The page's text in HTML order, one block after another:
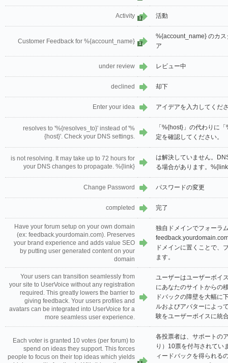
Activity 1 活動
Customer Feedback for %{account_name} 1
%{account_name} のカ
ア
under review レビュー中
declined 却下
Enter your idea アイデアを入力してくだ
resolves to '%{resolves_to}' instead of '%
{host}'. Check your DNS settings.
「%{host}」の代わりに
定を確認してください。
is not resolving. It may take up to 72 hours for
your DNS changes to propagate. %{link}
は解決していません。
る場合があります。
Change Password パスワードの変更
completed 完了
Have your forum setup on your own domain
(ex: feedback.yourdomain.com). Preserves
your brand experience and adds value SEO
by putting user generated content on your
domain
独自ドメインでフォーラ
ドメインに置くことで、
ます。
Your users can transition seamlessly from
your site to UserVoice without any registration
required. This greatly lowers the barrier to
giving feedback. Your users profiles and
avatars can be integrated into UserVoice for a
more seamless user experience.
ユーザーはユーザーボイ
にあなたのサイトからの
ドバックの障壁を大幅に
ルおよびアバターによっ
験をユーザーボイスに統
Each voter is granted 10 votes (per forum) to
spend on ideas they support. This forces
people to focus on their top ideas which yields
各投票者は、サポートの
り）10票を付与されてい
ィードバックを得られる